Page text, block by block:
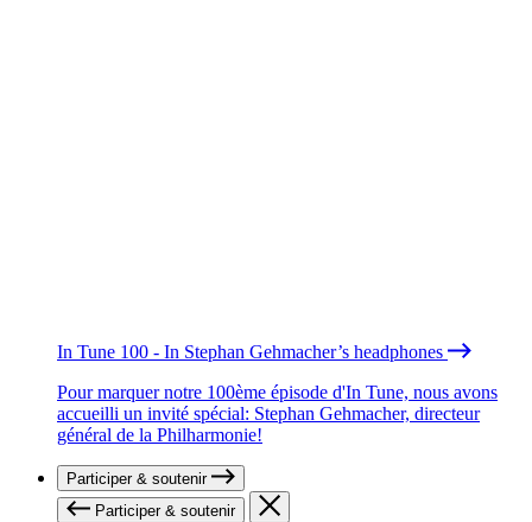
In Tune 100 - In Stephan Gehmacher’s headphones
Pour marquer notre 100ème épisode d'In Tune, nous avons
accueilli un invité spécial: Stephan Gehmacher, directeur
général de la Philharmonie!
Participer & soutenir
Participer & soutenir